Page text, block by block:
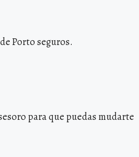
Porto seguros.
para que puedas mudarte